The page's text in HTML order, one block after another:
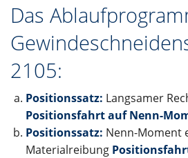
Das
2105:
Positionssatz: Langsamer
Positionsfahrt auf Nenn-
Positionssatz: Nenn-Moment
Materialreibung